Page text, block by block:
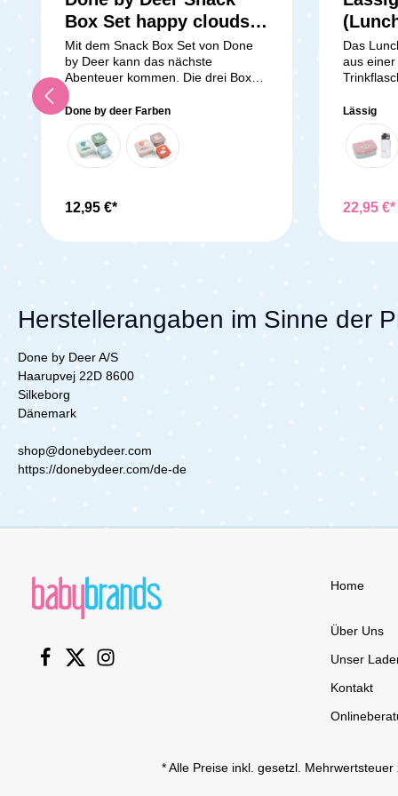
Box Set happy clouds -
green
Mit dem Snack Box Set von Done
by Deer kann das nächste
Abenteuer kommen. Die drei Boxen
in unterschiedlichen Größen sind
ideal für unterwegs. Die Boxen
können dicht verschlossen werden
und damit halten sich Obst, Brot
und Kekse besonders frisch und
können zugleich einfach
Hervorragender Begleiter für
Done by deer Farben
12,95 €*
Das
aus
gibt es
Schale,
460 ml.
Lieferumfang: 1x
Lässig
22,95 €*
Herstellerangaben im Sinne der
Done by Deer A/S
Haarupvej 22D 8600
Silkeborg
Dänemark
shop@donebydeer.com
https://donebydeer.com/de-de
Home
Über Uns
Unser
Kontakt
* Alle Preise inkl. gesetzl. Mehrwertsteuer